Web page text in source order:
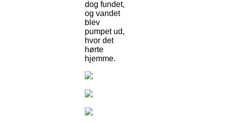
dog fundet,
og vandet
blev
pumpet ud,
hvor det
hørte
hjemme.